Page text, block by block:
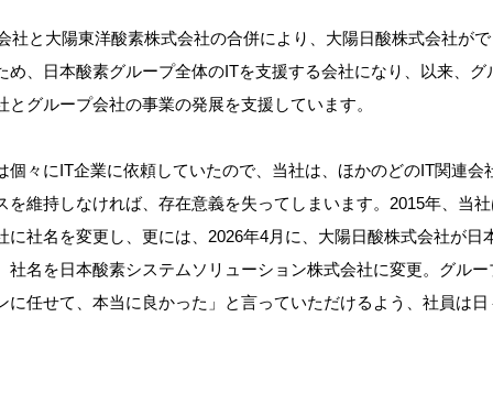
社と大陽東洋酸素株式会社の合併により、大陽日酸株式会社が
め、日本酸素グループ全体のITを支援する会社になり、以来、グ
グループ会社の事業の発展を支援しています。
個々にIT企業に依頼していたので、当社は、ほかのどのIT関連会
を維持しなければ、存在意義を失ってしまいます。2015年、当
に社名を変更し、更には、2026年4月に、大陽日酸株式会社が日
社名を日本酸素システムソリューション株式会社に変更。グル
に任せて、本当に良かった」と言っていただけるよう、社員は